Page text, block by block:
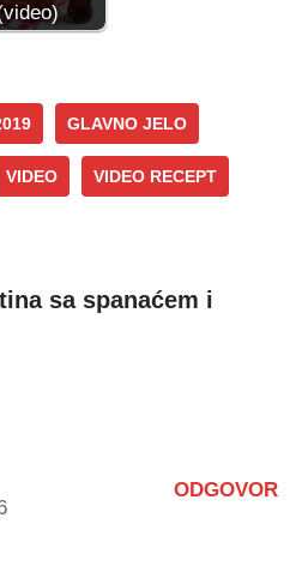
GLAVNO JELO
VIDEO VIDEO RECEPT
sa spanaćem i
ODGOVOR